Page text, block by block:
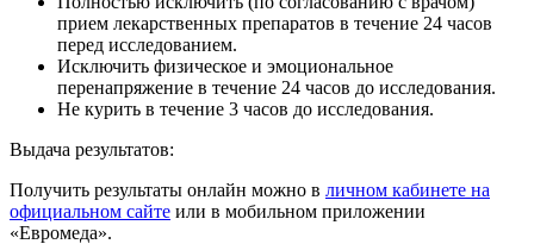
прием лекарственных препаратов в течение 24 часов
перед исследованием.
Исключить физическое и эмоциональное
перенапряжение в течение 24 часов до исследования.
Не курить в течение 3 часов до исследования.
Выдача результатов:
Получить результаты онлайн можно в личном кабинете на
официальном сайте или в мобильном приложении
«Евромеда».